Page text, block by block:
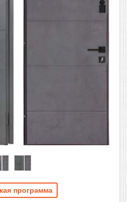
программа